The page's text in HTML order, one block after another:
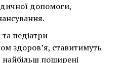
для виконання всіма
допомоги,
та педіатри
здоров’я, ставитимуть